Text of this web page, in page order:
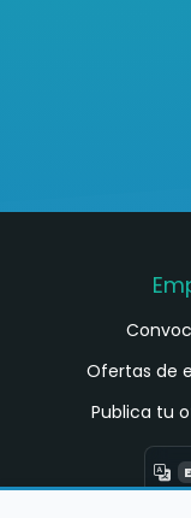
Ofertas de
Publica tu